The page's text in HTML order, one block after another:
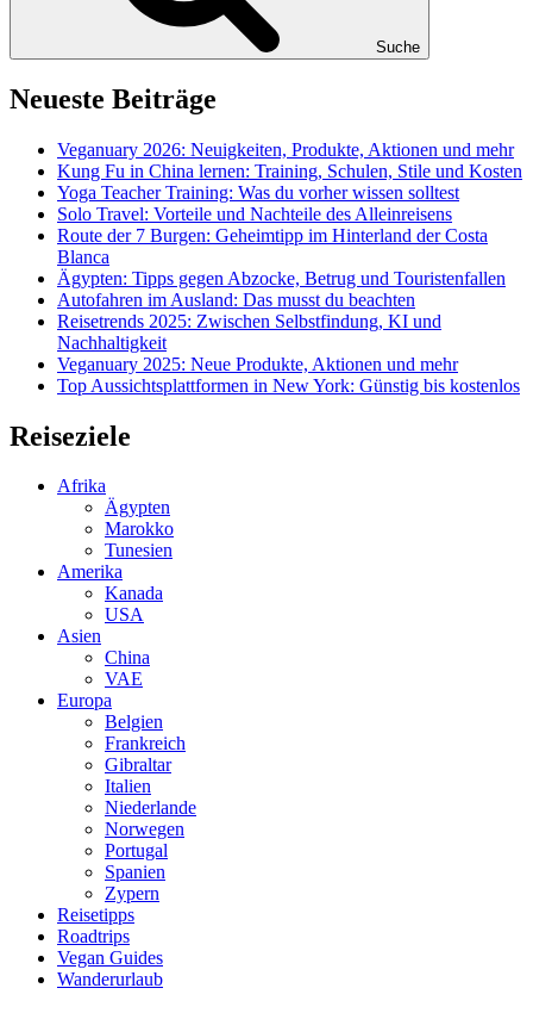
Suche
Neueste Beiträge
Veganuary 2026: Neuigkeiten, Produkte, Aktionen und mehr
Kung Fu in China lernen: Training, Schulen, Stile und Kosten
Yoga Teacher Training: Was du vorher wissen solltest
Solo Travel: Vorteile und Nachteile des Alleinreisens
Route der 7 Burgen: Geheimtipp im Hinterland der Costa
Blanca
Ägypten: Tipps gegen Abzocke, Betrug und Touristenfallen
Autofahren im Ausland: Das musst du beachten
Reisetrends 2025: Zwischen Selbstfindung, KI und
Nachhaltigkeit
Veganuary 2025: Neue Produkte, Aktionen und mehr
Top Aussichtsplattformen in New York: Günstig bis kostenlos
Reiseziele
Afrika
Ägypten
Marokko
Tunesien
Amerika
Kanada
USA
Asien
China
VAE
Europa
Belgien
Frankreich
Gibraltar
Italien
Niederlande
Norwegen
Portugal
Spanien
Zypern
Reisetipps
Roadtrips
Vegan Guides
Wanderurlaub